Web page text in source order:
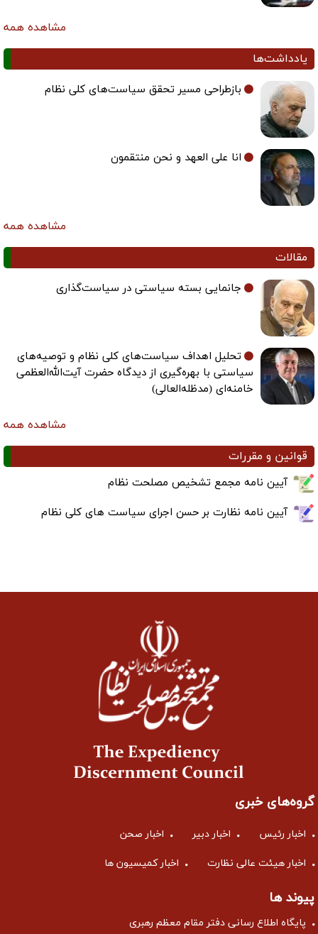
مشاهده همه
یادداشت‌ها
بازطراحی مسیر تحقق سیاست‌های کلی نظام
انا علی العهد و نحن منتقمون
مشاهده همه
مقالات
جانمایی بسته سیاستی در سیاست‌گذاری
تحلیل اهداف سیاست‌های کلی نظام و توصیه‌های
سیاستی با بهره‌گیری از دیدگاه حضرت آیت‌الله‌العظمی
خامنه‌ای (مدظله‌العالی)
مشاهده همه
قوانین و مقررات
آیین نامه مجمع تشخیص مصلحت نظام
آیین نامه نظارت بر حسن اجرای سیاست های کلی نظام
گروه‌های خبری
اخبار رئیس اخبار دبیر اخبار صحن
اخبار هیئت عالی نظارت اخبار کمیسیون ها
پیوند ها
پایگاه اطلاع رسانی دفتر مقام معظم رهبری